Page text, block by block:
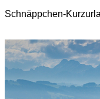
Schnäppchen-